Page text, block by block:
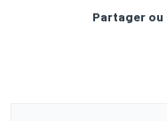
Partager